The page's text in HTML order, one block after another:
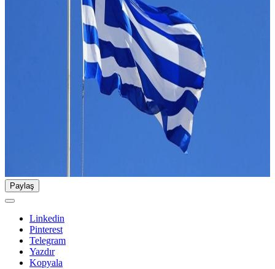
Paylaş
Linkedin
Pinterest
Telegram
Yazdır
Kopyala